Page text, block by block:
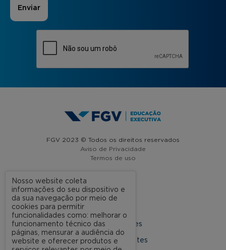
FGV 2023 © Todos os direitos reservados
Aviso de Privacidade
Termos de uso
A FGV
Nossas Unidades
Dúvidas Frequentes
Nosso website coleta
informações do seu dispositivo e
da sua navegação por meio de
cookies para permitir
funcionalidades como: melhorar o
funcionamento técnico das
páginas, mensurar a audiência do
website e oferecer produtos e